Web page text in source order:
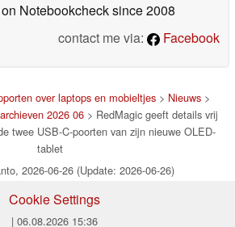
on Notebookchecksince 2008
contact me via:
Facebook
over laptops en mobieltjes> Nieuws>
2026 06> RedMagic geeft details vrij
twee USB-C-poorten van zijn nieuwe OLED-
tablet
2026-06-26 (Update: 2026-06-26)
Cookie Settings
| 06.08.2026 15:36